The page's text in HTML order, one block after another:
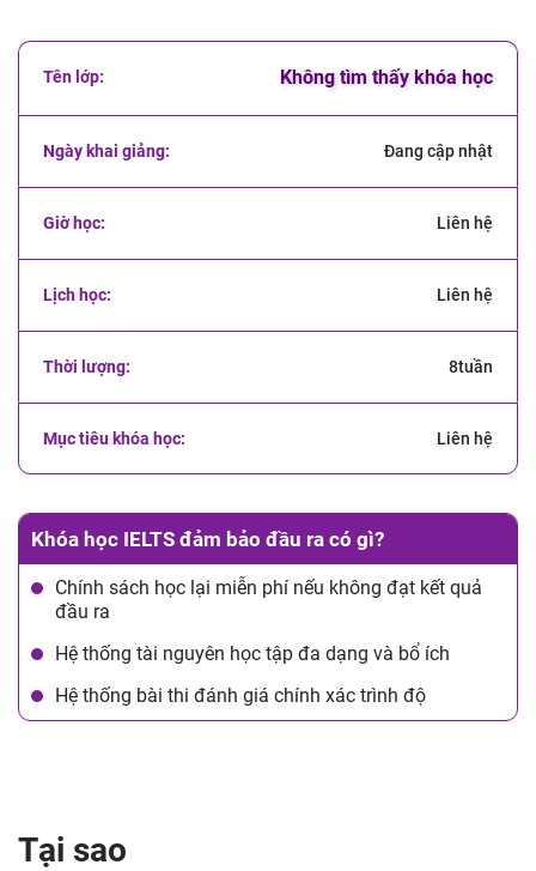
Không tìm thấy khóa học
Đang cập nhật
Liên hệ
Liên hệ
8tuần
Liên hệ
Khóa học IELTS đảm bảo đầu ra có gì?
Chính sách học lại miễn phí nếu không đạt kết quả
đầu ra
Hệ thống tài nguyên học tập đa dạng và bổ ích
Hệ thống bài thi đánh giá chính xác trình độ
Tại sao